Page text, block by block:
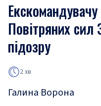
Екскомандувачу
Повітряних
підозру
2 хв
Галина Ворона